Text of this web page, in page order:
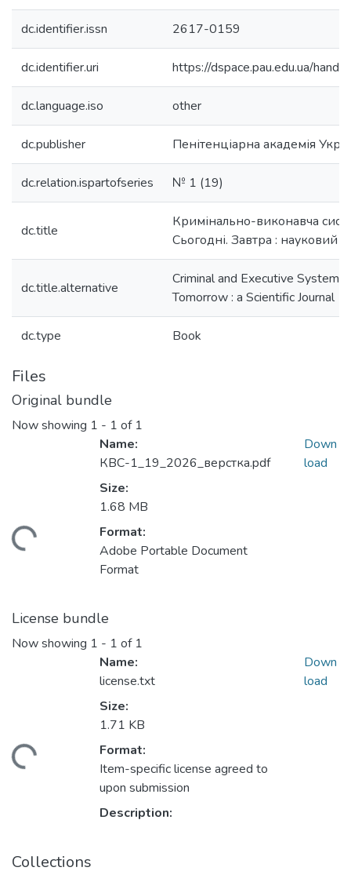
dc.identifier.issn 2617-0159
dc.identifier.uri https://dspace.pau.edu.ua/
dc.language.iso other
dc.publisher Пенітенціарна академія
dc.relation.ispartofseries № 1 (19)
dc.title
Кримінально-виконавча
Сьогодні. Завтра : науковий
dc.title.alternative
Criminal and Executive System:
Tomorrow : a Scientific Journal
dc.type Book
Files
Original bundle
Now showing 1 - 1 of 1
Loading...
Name:
КВС-1_19_2026_верстка.pdf
Size:
1.68 MB
Format:
Adobe Portable Document
Format
Down
load
License bundle
Now showing 1 - 1 of 1
Loading...
Name:
license.txt
Size:
1.71 KB
Format:
Item-specific license agreed to
upon submission
Description:
Down
load
Collections